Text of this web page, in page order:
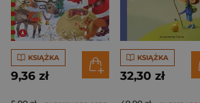
KSIĄŻKA
9,36 zł
KSIĄŻKA
32,30 zł